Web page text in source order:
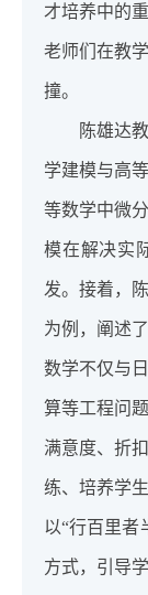
才培养中的
老师们在教
撞。
陈雄达
学建模与高
等数学中微
模在解决实
发。接着，
为例，阐述
数学不仅与
算等工程问
满意度、折
练、培养学
以“行百里者
方式，引导